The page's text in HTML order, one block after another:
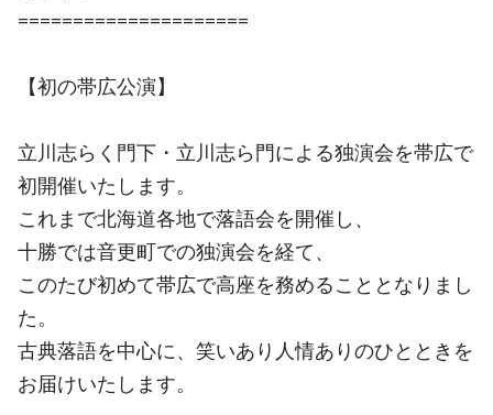
=====================
【初の帯広公演】
立川志らく門下・立川志ら門による独演会を帯広で
初開催いたします。
これまで北海道各地で落語会を開催し、
十勝では音更町での独演会を経て、
このたび初めて帯広で高座を務めることとなりまし
た。
古典落語を中心に、笑いあり人情ありのひとときを
お届けいたします。